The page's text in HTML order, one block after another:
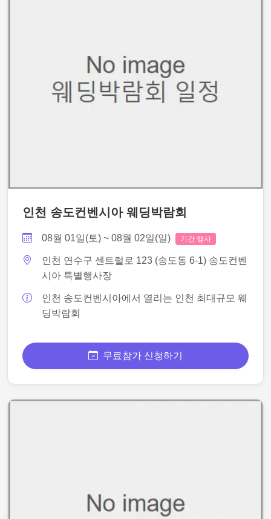
인천 송도컨벤시아 웨딩박람회
08월 01일(토) ~ 08월 02일(일) 기간 행사
인천 연수구 센트럴로 123 (송도동 6-1) 송도컨벤
시아 특별행사장
인천 송도컨벤시아에서 열리는 인천 최대규모 웨
딩박람회
무료참가 신청하기